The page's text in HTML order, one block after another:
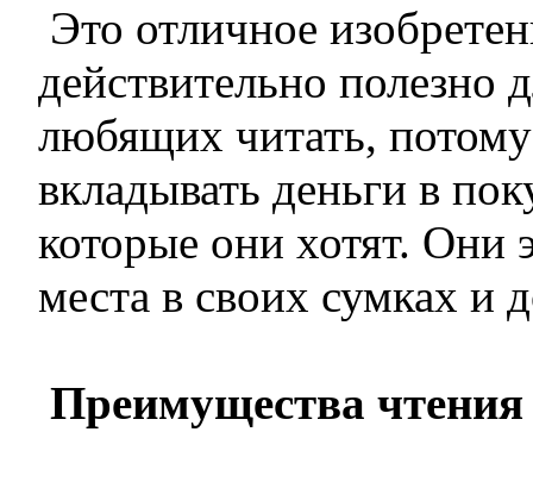
Это отличное
действительно полезно
любящих читать,
вкладывать деньги в
которые они хотят. Они
места в своих сумках и
Преимущества